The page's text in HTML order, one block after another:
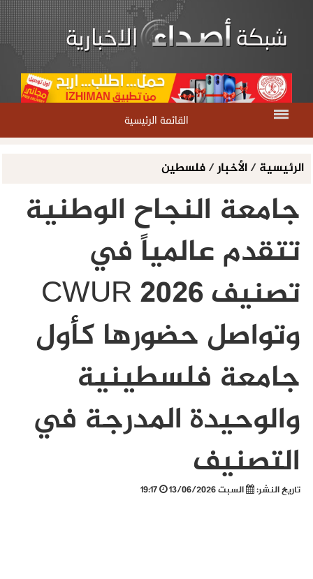
القائمة الرئيسية
الرئيسية/الأخبار/فلسطين
جامعة النجاح الوطنية
تتقدم عالمياً في
تصنيف CWUR 2026
وتواصل حضورها كأول
جامعة فلسطينية
والوحيدة المدرجة في
التصنيف
تاريخ النشر: السبت 13/06/2026